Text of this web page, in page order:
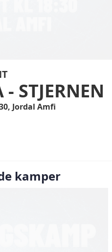
- STJERNEN
Jordal Amfi
kamper